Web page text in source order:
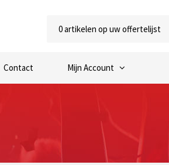
0artikelen op uw offertelijst
Contact Mijn Account